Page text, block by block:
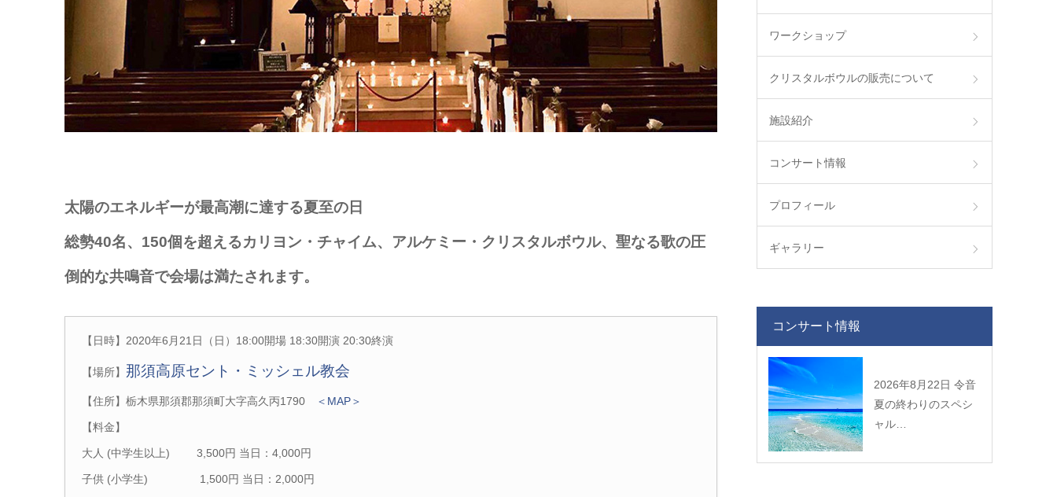
太陽のエネルギーが最高潮に達する夏至の日
総勢40名、150個を超えるカリヨン・チャイム、アルケミー・クリスタルボウル、聖なる歌の圧
倒的な共鳴音で会場は満たされます。
【日時】2020年6月21日（日）18:00開場 18:30開演 20:30終演
【場所】 那須高原セント・ミッシェル教会
【住所】栃木県那須郡那須町大字高久丙1790 ＜MAP＞
【料金】
大人 (中学生以上) 3,500円 当日：4,000円
子供 (小学生) 1,500円 当日：2,000円
ワークショップ
クリスタルボウルの販売について
施設紹介
コンサート情報
プロフィール
ギャラリー
コンサート情報
2026年8月22日 令音
夏の終わりのスペシ
ャル…